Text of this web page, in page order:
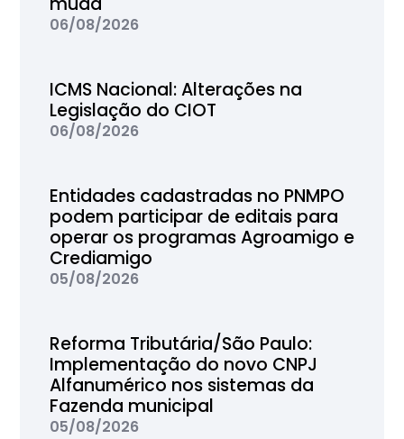
06/08/2026
ICMS Nacional: Alterações na
Legislação do CIOT
06/08/2026
Entidades cadastradas no PNMPO
podem participar de editais para
operar os programas Agroamigo e
Crediamigo
05/08/2026
Reforma Tributária/São Paulo:
Implementação do novo CNPJ
Alfanumérico nos sistemas da
Fazenda municipal
05/08/2026